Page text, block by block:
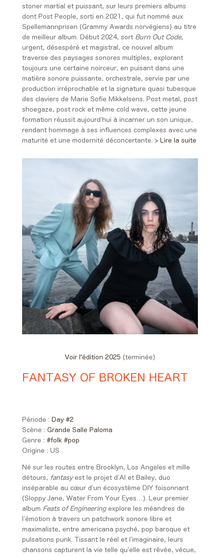
stoner martial et puissant, sur leurs premiers albums
dont Post People, sorti en 2021, qui fut nommé aux
Spellemannprisen (Grammy Awards norvégiens) au titre
de meilleur album. Début 2024, sort Burn Out Code,
urgent, désespéré et magistral, ce nouvel album
traverse des paysages sonores multiples, explorant
toujours une certaine noirceur, en puisant dans une
matière sonore puissante, orchestrale, servie par une
production irréprochable et la signature quasi tubesque
des claviers de Marie Sofie Mikkelsens. Post metal, post
shoegaze, post rock et même cold wave, cette jeune
formation réussit aujourd’hui à incarner un son unique,
rendant hommage à ses influences complexes avec une
maturité et une modernité déconcertante. > Lire la suite
Voir l'édition 2025 (terminée)
FANTASY OF BROKEN HEART
Période :
Day #2
Scène : Grande Salle Paloma
Genre : #folk #pop
Origine : US
Né sur les routes entre Brooklyn, Los Angeles et mille
détours, fantasyest le projet d’Al et Bailey, duo
inséparable au cœur d’un écosystème DIY foisonnant
(Sloppy Jane, Water From Your Eyes…). Leur premier
album Feats of Engineeringexplore les méandres de
l’émotion à travers un patchwork sonore libre et
maximaliste, entre americana psyché, pop baroque et
pulsations punk. Tissant le réel et l’imaginaire, leurs
chansons capturent la vie telle qu’elle est rêvée, vécue,